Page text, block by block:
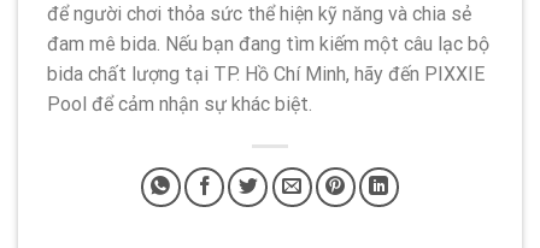
để người chơi thỏa sức thể hiện kỹ năng và chia sẻ
đam mê bida. Nếu bạn đang tìm kiếm một câu lạc bộ
bida chất lượng tại TP. Hồ Chí Minh, hãy đến PIXXIE
Pool để cảm nhận sự khác biệt.